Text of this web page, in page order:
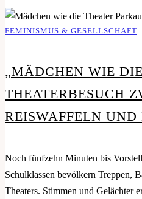
FEMINISMUS & GESELLSCHAFT
„MÄDCHEN WIE
THEATERBESUCH
REISWAFFELN
Noch fünfzehn Minuten bis
Schulklassen bevölkern Treppen,
Theaters. Stimmen und Gelächter